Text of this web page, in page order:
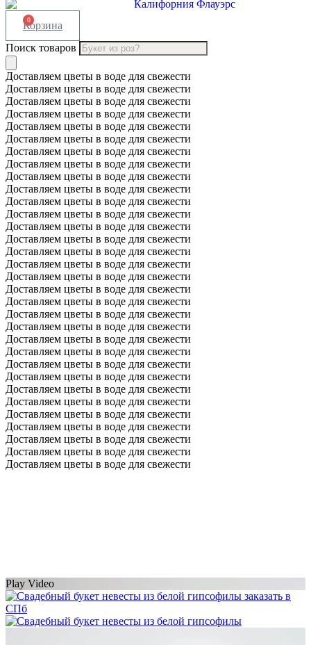
0
Корзина
Поиск товаров
Доставляем цветы в воде для свежести
Доставляем цветы в воде для свежести
Доставляем цветы в воде для свежести
Доставляем цветы в воде для свежести
Доставляем цветы в воде для свежести
Доставляем цветы в воде для свежести
Доставляем цветы в воде для свежести
Доставляем цветы в воде для свежести
Доставляем цветы в воде для свежести
Доставляем цветы в воде для свежести
Доставляем цветы в воде для свежести
Доставляем цветы в воде для свежести
Доставляем цветы в воде для свежести
Доставляем цветы в воде для свежести
Доставляем цветы в воде для свежести
Доставляем цветы в воде для свежести
Доставляем цветы в воде для свежести
Доставляем цветы в воде для свежести
Доставляем цветы в воде для свежести
Доставляем цветы в воде для свежести
Доставляем цветы в воде для свежести
Доставляем цветы в воде для свежести
Доставляем цветы в воде для свежести
Доставляем цветы в воде для свежести
Доставляем цветы в воде для свежести
Доставляем цветы в воде для свежести
Доставляем цветы в воде для свежести
Доставляем цветы в воде для свежести
Доставляем цветы в воде для свежести
Доставляем цветы в воде для свежести
Доставляем цветы в воде для свежести
Доставляем цветы в воде для свежести
Play Video